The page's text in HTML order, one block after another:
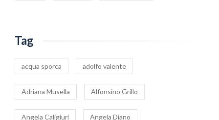
Tag
acqua sporca adolfo valente
Adriana Musella Alfonsino Grillo
Angela Caligiuri Angela Diano